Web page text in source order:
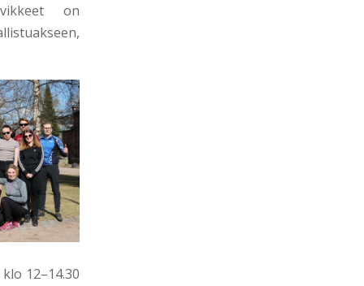
on
12–14.30